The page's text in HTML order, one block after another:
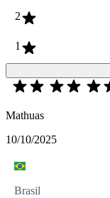
2
1
Mathuas
10/10/2025
Brasil